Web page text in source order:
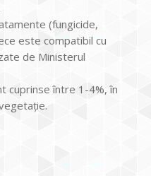
(fungicide,
este compatibil cu
de Ministerul
cuprinse între 1-4%, în